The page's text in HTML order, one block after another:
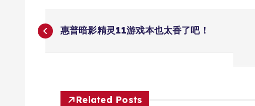
文
惠普暗影精灵11游戏本也太香了吧！
Related Posts